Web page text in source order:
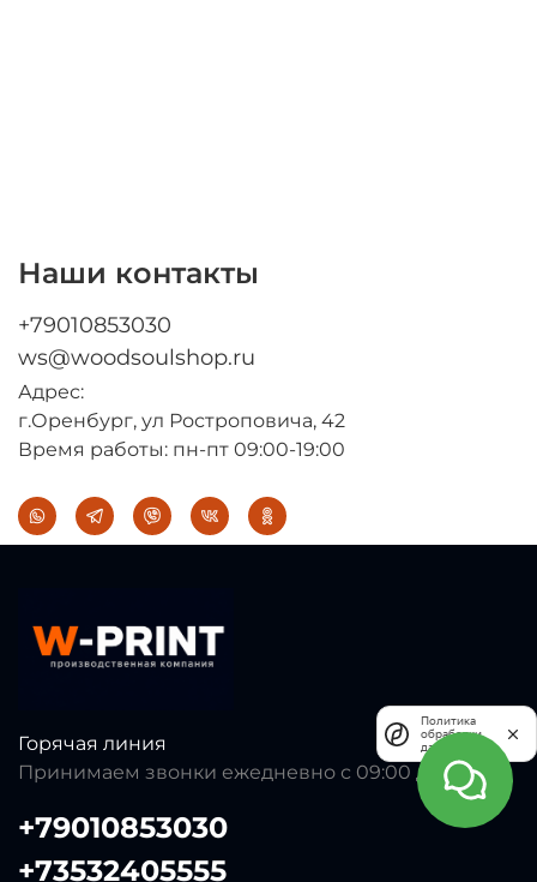
Наши контакты
+79010853030
ws@woodsoulshop.ru
Адрес:
г.Оренбург, ул Ростроповича, 42
Время работы: пн-пт 09:00-19:00
Горячая линия
Принимаем звонки ежедневно с 09:00 до 23:00
+79010853030
+73532405555
Политика
обработки
данных